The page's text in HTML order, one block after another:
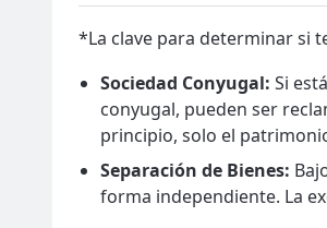
*La clave para determinar si
Sociedad Conyugal: Si
conyugal, pueden ser
principio, solo el
Separación de Bienes:
forma independiente. La